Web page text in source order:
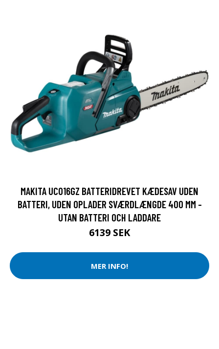
MAKITA UC016GZ BATTERIDREVET KÆDESAV UDEN
BATTERI, UDEN OPLADER SVÆRDLÆNGDE 400 MM -
UTAN BATTERI OCH LADDARE
6139 SEK
MER INFO!